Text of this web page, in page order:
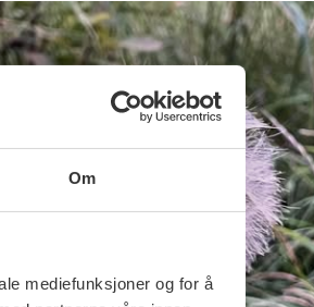
Om
mediefunksjoner og for å